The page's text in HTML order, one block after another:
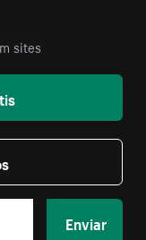
sites
Enviar